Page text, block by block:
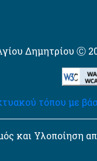
Δημητρίου Ⓒ
τόπου με
και Υλοποίηση